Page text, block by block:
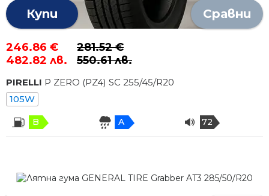
Купи Сравни
246.86 €
482.82 лв.
281.52 €
550.61 лв.
PIRELLI P ZERO (PZ4) SC 255/45/R20
105W
B A 72